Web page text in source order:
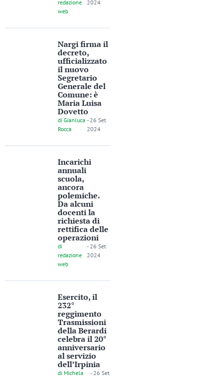
redazione
web
2024
Nargi firma il
decreto,
ufficializzato
il nuovo
Segretario
Generale del
Comune: è
Maria Luisa
Dovetto
di Gianluca
Rocca
- 26 Set
2024
Incarichi
annuali
scuola,
ancora
polemiche.
Da alcuni
docenti la
richiesta di
rettifica delle
operazioni
di
redazione
web
- 26 Set
2024
Esercito, il
232°
reggimento
Trasmissioni
della Berardi
celebra il 20°
anniversario
al servizio
dell’Irpinia
di Michela
- 26 Set